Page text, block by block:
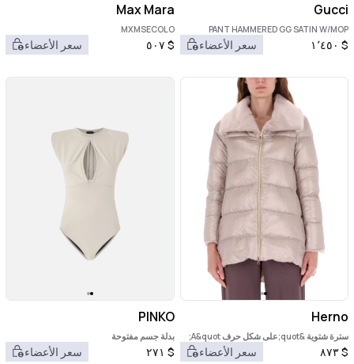
Gucci
PANT HAMMERED GG SATIN W/MOP
$ ١٬٤٥٠ سعر الأعضاء
Max Mara
MXMSECOLO
$ ٥٠٧ سعر الأعضاء
Herno
سترة شتوية &quot;على شكل حرف A&quot;
$٨٧٣ سعر الأعضاء
PINKO
بدلة جسم مفتوحة
$ ٢٧١ سعر الأعضاء